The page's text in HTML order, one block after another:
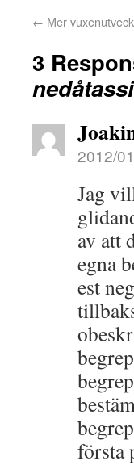
← Mer
3
2012/
Jag
av att
egna
est
första